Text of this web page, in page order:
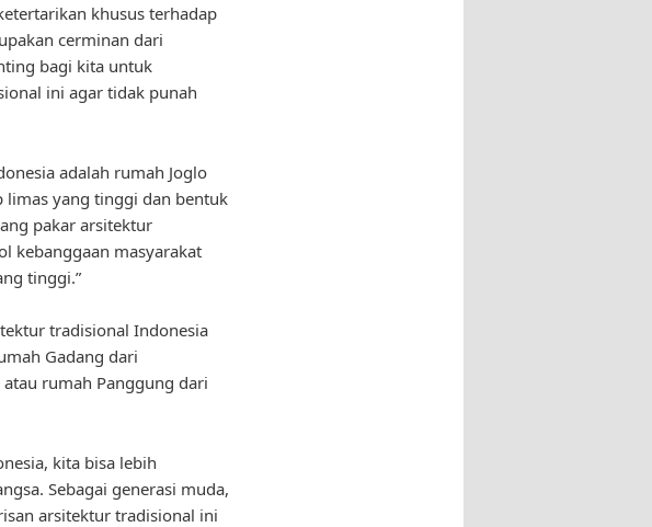
khusus terhadap
cerminan dari
bagi kita untuk
ini agar tidak punah
adalah rumah Joglo
limas yang tinggi dan bentuk
pakar arsitektur
kebanggaan masyarakat
tinggi.”
tradisional Indonesia
Gadang dari
rumah Panggung dari
kita bisa lebih
Sebagai generasi muda,
arsitektur tradisional ini